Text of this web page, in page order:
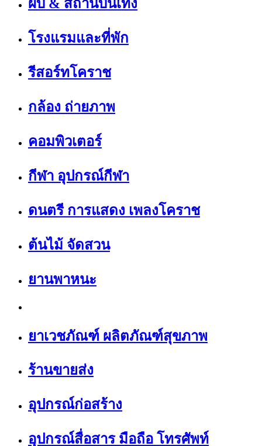
ผับ & สถานบันเทิง
โรงแรมและที่พัก
รีสอร์ทโคราช
กล้อง ถ่ายภาพ
คอมพิวเตอร์
กีฬา อุปกรณ์กีฬา
ดนตรี การแสดง เพลงโคราช
ต้นไม้ จัดสวน
ยานพาหนะ
ยาเวชภัณฑ์ ผลิตภัณฑ์สุขภาพ
ร้านขายส่ง
อุปกรณ์ก่อสร้าง
อุปกรณ์สื่อสาร มือถือ โทรศัพท์